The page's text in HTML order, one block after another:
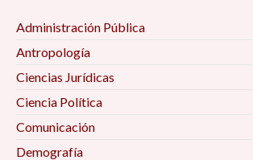
Administración Pública
Antropología
Ciencias Jurídicas
Ciencia Política
Comunicación
Demografía